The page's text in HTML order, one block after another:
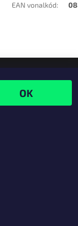
EAN vonalkód: